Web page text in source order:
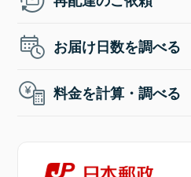
お届け日数を調べる
料金を計算・調べる